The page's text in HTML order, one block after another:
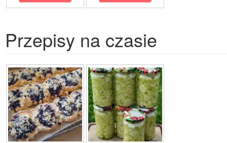
Przepisy na czasie